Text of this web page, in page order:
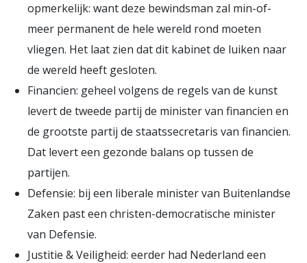
opmerkelijk: want deze bewindsman zal min-of-
meer permanent de hele wereld rond moeten
vliegen. Het laat zien dat dit kabinet de luiken naar
de wereld heeft gesloten.
Financien: geheel volgens de regels van de kunst
levert de tweede partij de minister van financien en
de grootste partij de staatssecretaris van financien.
Dat levert een gezonde balans op tussen de
partijen.
Defensie: bij een liberale minister van Buitenlandse
Zaken past een christen-democratische minister
van Defensie.
Justitie & Veiligheid: eerder had Nederland een